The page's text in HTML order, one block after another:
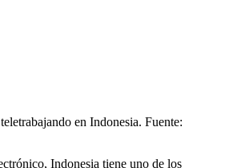
en Indonesia. Fuente:
Indonesia tiene uno de los